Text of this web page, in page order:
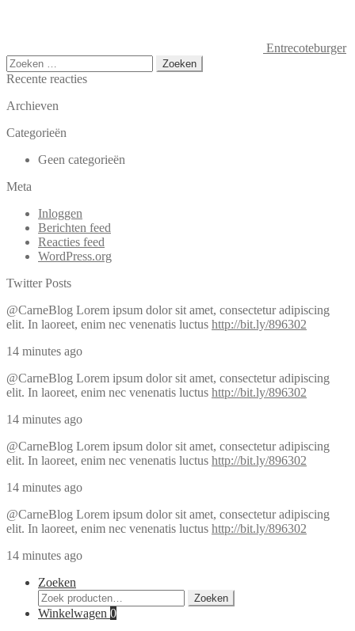
Entrecoteburger
Zoeken
naar:
Recente reacties
Archieven
Categorieën
Geen categorieën
Meta
Inloggen
Berichten feed
Reacties feed
WordPress.org
Twitter Posts
@CarneBlog Lorem ipsum dolor sit amet, consectetur adipiscing
elit. In laoreet, enim nec venenatis luctus http://bit.ly/896302
14 minutes ago
@CarneBlog Lorem ipsum dolor sit amet, consectetur adipiscing
elit. In laoreet, enim nec venenatis luctus http://bit.ly/896302
14 minutes ago
@CarneBlog Lorem ipsum dolor sit amet, consectetur adipiscing
elit. In laoreet, enim nec venenatis luctus http://bit.ly/896302
14 minutes ago
@CarneBlog Lorem ipsum dolor sit amet, consectetur adipiscing
elit. In laoreet, enim nec venenatis luctus http://bit.ly/896302
14 minutes ago
Zoeken
Zoeken
naar:
Zoeken
Winkelwagen 0